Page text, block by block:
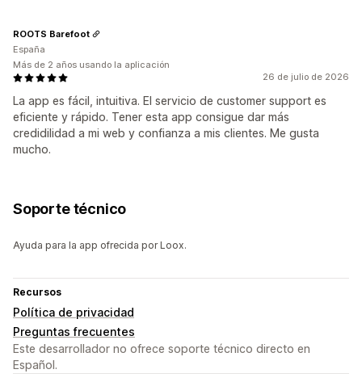
26 de julio de 2026
La app es fácil, intuitiva. El servicio de customer support es
eficiente y rápido. Tener esta app consigue dar más
credidilidad a mi web y confianza a mis clientes. Me gusta
mucho.
ROOTS Barefoot
España
Más de 2 años usando la aplicación
Soporte técnico
Ayuda para la app ofrecida por Loox.
Recursos
Política de privacidad
Preguntas frecuentes
Este desarrollador no ofrece soporte técnico directo en
Español.